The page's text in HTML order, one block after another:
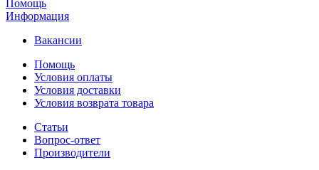
Помощь
Информация
Вакансии
Помощь
Условия оплаты
Условия доставки
Условия возврата товара
Статьи
Вопрос-ответ
Производители